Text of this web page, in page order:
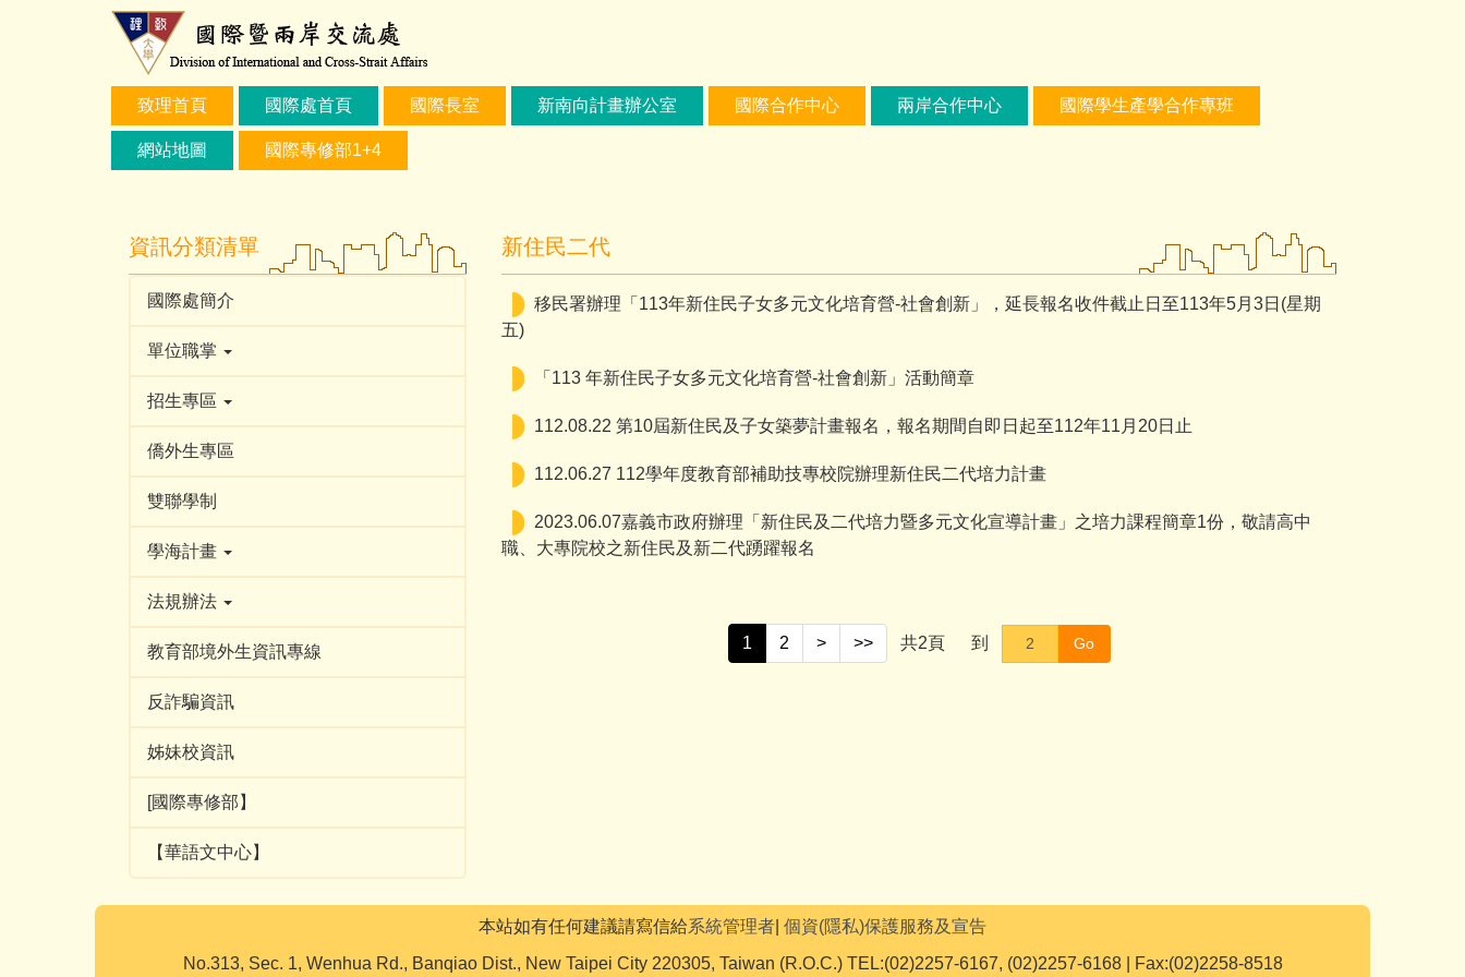
致理首頁 國際處首頁 國際長室 新南向計畫辦公室 國際合作中心 兩岸合作中心 國際學生產學合作專班
網站地圖 國際專修部1+4
資訊分類清單
國際處簡介
單位職掌
招生專區
僑外生專區
雙聯學制
學海計畫
法規辦法
教育部境外生資訊專線
反詐騙資訊
姊妹校資訊
[國際專修部】
【華語文中心】
新住民二代
移民署辦理「113年新住民子女多元文化培育營-社會創新」，延長報名收件截止日至113年5月3日(星期
五)
「113 年新住民子女多元文化培育營-社會創新」活動簡章
112.08.22 第10屆新住民及子女築夢計畫報名，報名期間自即日起至112年11月20日止
112.06.27 112學年度教育部補助技專校院辦理新住民二代培力計畫
2023.06.07嘉義市政府辦理「新住民及二代培力暨多元文化宣導計畫」之培力課程簡章1份，敬請高中
職、大專院校之新住民及新二代踴躍報名
1 2 > >> 共2頁 到 Go
本站如有任何建議請寫信給系統管理者 個資(隱私)保護服務及宣告
No.313, Sec. 1, Wenhua Rd., Banqiao Dist., New Taipei City 220305, Taiwan (R.O.C.) TEL:(02)2257-6167, (02)2257-6168 | Fax:(02)2258-8518